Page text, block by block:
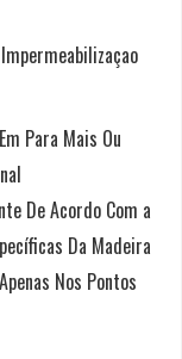
Para Mais Ou
De Acordo Com a
Da Madeira
Nos Pontos